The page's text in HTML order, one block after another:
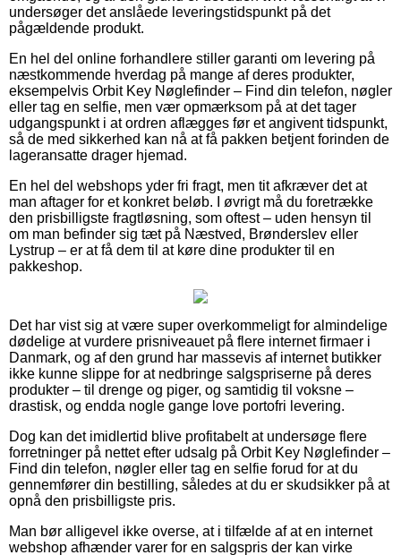
undersøger det anslåede leveringstidspunkt på det
pågældende produkt.
En hel del online forhandlere stiller garanti om levering på
næstkommende hverdag på mange af deres produkter,
eksempelvis Orbit Key Nøglefinder – Find din telefon, nøgler
eller tag en selfie, men vær opmærksom på at det tager
udgangspunkt i at ordren aflægges før et angivent tidspunkt,
så de med sikkerhed kan nå at få pakken betjent forinden de
lageransatte drager hjemad.
En hel del webshops yder fri fragt, men tit afkræver det at
man aftager for et konkret beløb. I øvrigt må du foretrække
den prisbilligste fragtløsning, som oftest – uden hensyn til
om man befinder sig tæt på Næstved, Brønderslev eller
Lystrup – er at få dem til at køre dine produkter til en
pakkeshop.
Det har vist sig at være super overkommeligt for almindelige
dødelige at vurdere prisniveauet på flere internet firmaer i
Danmark, og af den grund har massevis af internet butikker
ikke kunne slippe for at nedbringe salgspriserne på deres
produkter – til drenge og piger, og samtidig til voksne –
drastisk, og endda nogle gange love portofri levering.
Dog kan det imidlertid blive profitabelt at undersøge flere
forretninger på nettet efter udsalg på Orbit Key Nøglefinder –
Find din telefon, nøgler eller tag en selfie forud for at du
gennemfører din bestilling, således at du er skudsikker på at
opnå den prisbilligste pris.
Man bør alligevel ikke overse, at i tilfælde af at en internet
webshop afhænder varer for en salgspris der kan virke